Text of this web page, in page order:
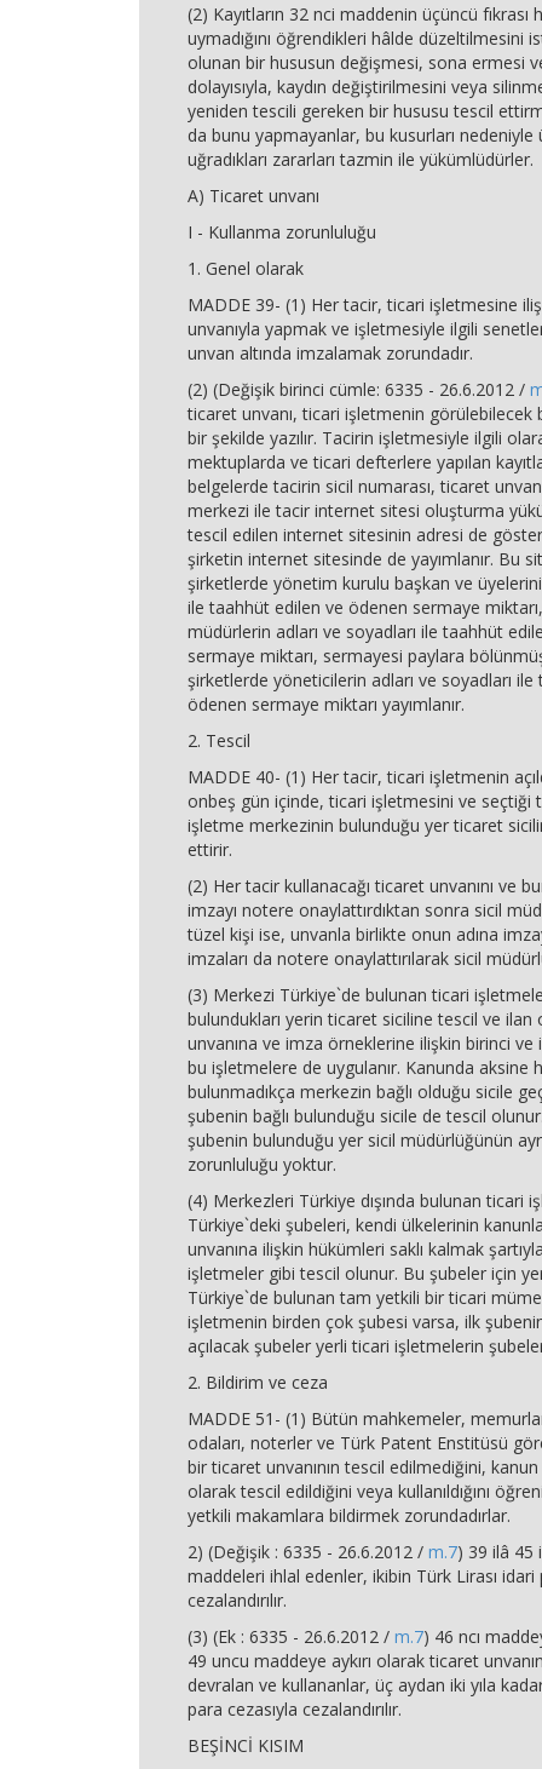
(2) Kayıtların 32 nci maddenin üçüncü fıkrası
uymadığını öğrendikleri hâlde düzeltilmesini
olunan bir hususun değişmesi, sona ermesi
dolayısıyla, kaydın değiştirilmesini veya
yeniden tescili gereken bir hususu tescil
da bunu yapmayanlar, bu kusurları nedeniyle
uğradıkları zararları tazmin ile yükümlüdürler.
A) Ticaret unvanı
I - Kullanma zorunluluğu
1. Genel olarak
MADDE 39- (1) Her tacir, ticari işletmesine
unvanıyla yapmak ve işletmesiyle ilgili
unvan altında imzalamak zorundadır.
(2) (Değişik birinci cümle: 6335 - 26.6.2012 /
ticaret unvanı, ticari işletmenin görülebilecek
bir şekilde yazılır. Tacirin işletmesiyle ilgili
mektuplarda ve ticari defterlere yapılan
belgelerde tacirin sicil numarası, ticaret
merkezi ile tacir internet sitesi oluşturma
tescil edilen internet sitesinin adresi de
şirketin internet sitesinde de yayımlanır. Bu
şirketlerde yönetim kurulu başkan ve
ile taahhüt edilen ve ödenen sermaye
müdürlerin adları ve soyadları ile taahhüt
sermaye miktarı, sermayesi paylara
şirketlerde yöneticilerin adları ve soyadları
ödenen sermaye miktarı yayımlanır.
2. Tescil
MADDE 40- (1) Her tacir, ticari işletmenin
onbeş gün içinde, ticari işletmesini ve seçtiği
işletme merkezinin bulunduğu yer ticaret
ettirir.
(2) Her tacir kullanacağı ticaret unvanını ve
imzayı notere onaylattırdıktan sonra sicil
tüzel kişi ise, unvanla birlikte onun adına
imzaları da notere onaylattırılarak sicil
(3) Merkezi Türkiye`de bulunan ticari
bulundukları yerin ticaret siciline tescil ve ilan
unvanına ve imza örneklerine ilişkin birinci ve
bu işletmelere de uygulanır. Kanunda aksine
bulunmadıkça merkezin bağlı olduğu sicile
şubenin bağlı bulunduğu sicile de tescil
şubenin bulunduğu yer sicil müdürlüğünün
zorunluluğu yoktur.
(4) Merkezleri Türkiye dışında bulunan ticari
Türkiye`deki şubeleri, kendi ülkelerinin
unvanına ilişkin hükümleri saklı kalmak
işletmeler gibi tescil olunur. Bu şubeler için
Türkiye`de bulunan tam yetkili bir ticari
işletmenin birden çok şubesi varsa, ilk
açılacak şubeler yerli ticari işletmelerin
2. Bildirim ve ceza
MADDE 51- (1) Bütün mahkemeler,
odaları, noterler ve Türk Patent Enstitüsü
bir ticaret unvanının tescil edilmediğini, kanun
olarak tescil edildiğini veya kullanıldığını
yetkili makamlara bildirmek zorundadırlar.
2) (Değişik : 6335 - 26.6.2012 / m.7) 39 ilâ 45
maddeleri ihlal edenler, ikibin Türk Lirası idari
cezalandırılır.
(3) (Ek : 6335 - 26.6.2012 / m.7) 46 ncı
49 uncu maddeye aykırı olarak ticaret
devralan ve kullananlar, üç aydan iki yıla
para cezasıyla cezalandırılır.
BEŞİNCİ KISIM